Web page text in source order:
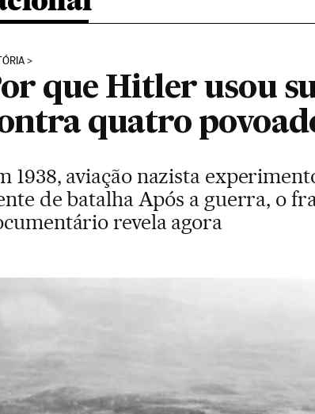
que Hitler usou
quatro
1938, aviação nazista
de batalha Após a guerra, o
revela agora